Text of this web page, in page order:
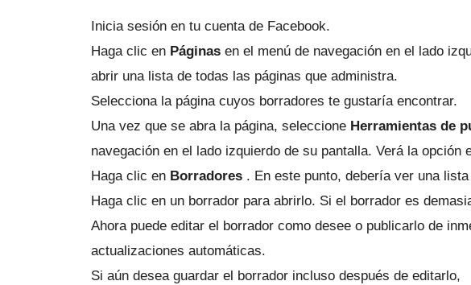
Inicia sesión en tu cuenta de Facebook.
Haga clic en Páginas en el menú de navegación en el lado
abrir una lista de todas las páginas que administra.
Selecciona la página cuyos borradores te gustaría encontrar.
Una vez que se abra la página, seleccione Herramientas de
navegación en el lado izquierdo de su pantalla. Verá la opción
Haga clic en Borradores . En este punto, debería ver una
Haga clic en un borrador para abrirlo. Si el borrador es
Ahora puede editar el borrador como desee o publicarlo de
actualizaciones automáticas.
Si aún desea guardar el borrador incluso después de editarlo,